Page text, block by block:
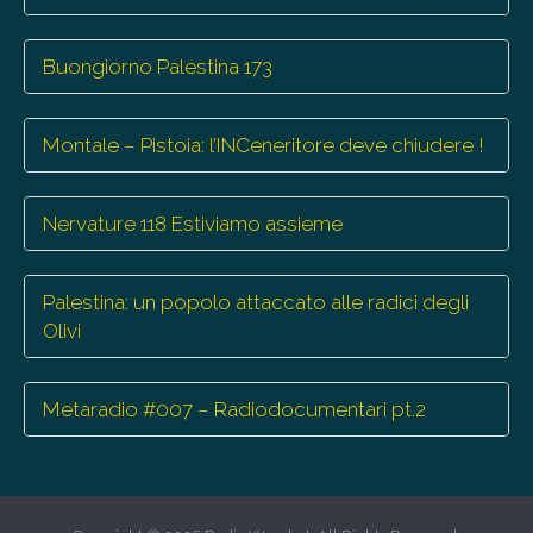
Buongiorno Palestina 173
Montale – Pistoia: l’INCeneritore deve chiudere !
Nervature 118 Estiviamo assieme
Palestina: un popolo attaccato alle radici degli
Olivi
Metaradio #007 – Radiodocumentari pt.2